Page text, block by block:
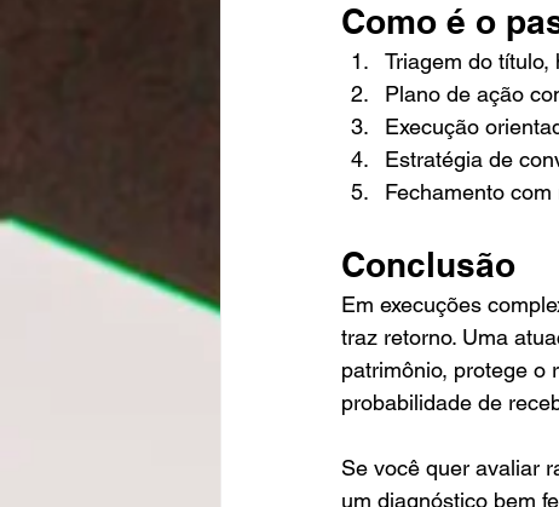
Como é o
Triagem do título,
Plano de ação
Execução
Estratégia de
Fechamento
Conclusão
Em execuções
traz retorno. Uma
patrimônio, protege o
probabilidade de
Se você quer avaliar
um diagnóstico bem